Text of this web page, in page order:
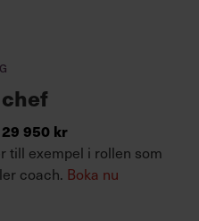
29 950 kr
till exempel i rollen som
coach. Boka nu